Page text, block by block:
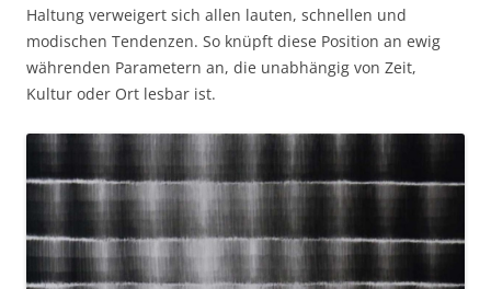
Haltung verweigert sich allen lauten, schnellen und
modischen Tendenzen. So knüpft diese Position an ewig
währenden Parametern an, die unabhängig von Zeit,
Kultur oder Ort lesbar ist.